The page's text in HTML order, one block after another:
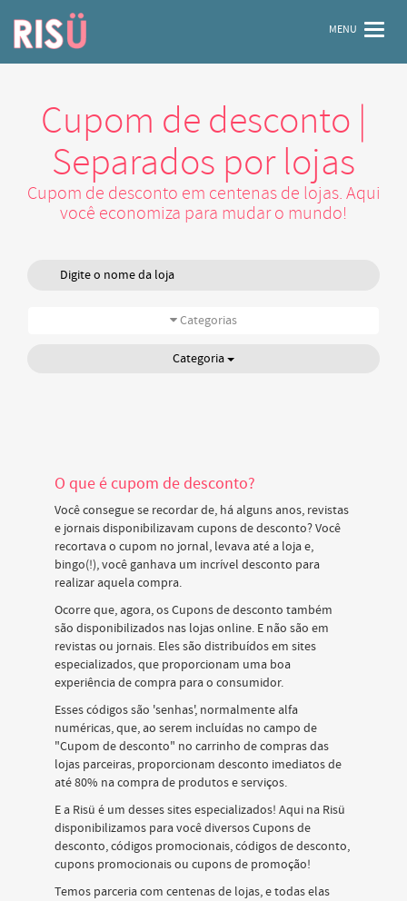
MENU
Cupom de desconto |
Separados por lojas
Cupom de desconto em centenas de lojas. Aqui
você economiza para mudar o mundo!
Categorias
Categoria
O que é cupom de desconto?
Você consegue se recordar de, há alguns anos, revistas
e jornais disponibilizavam cupons de desconto? Você
recortava o cupom no jornal, levava até a loja e,
bingo(!), você ganhava um incrível desconto para
realizar aquela compra.
Ocorre que, agora, os Cupons de desconto também
são disponibilizados nas lojas online. E não são em
revistas ou jornais. Eles são distribuídos em sites
especializados, que proporcionam uma boa
experiência de compra para o consumidor.
Esses códigos são 'senhas', normalmente alfa
numéricas, que, ao serem incluídas no campo de
"Cupom de desconto" no carrinho de compras das
lojas parceiras, proporcionam desconto imediatos de
até 80% na compra de produtos e serviços.
E a Risü é um desses sites especializados! Aqui na Risü
disponibilizamos para você diversos Cupons de
desconto, códigos promocionais, códigos de desconto,
cupons promocionais ou cupons de promoção!
Temos parceria com centenas de lojas, e todas elas